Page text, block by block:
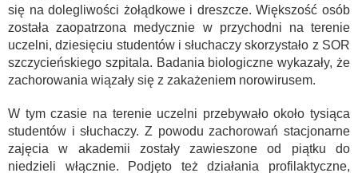
się na dolegliwości żołądkowe i dreszcze. Większość osób
została zaopatrzona medycznie w przychodni na terenie
uczelni, dziesięciu studentów i słuchaczy skorzystało z SOR
szczycieńskiego szpitala. Badania biologiczne wykazały, że
zachorowania wiązały się z zakażeniem norowirusem.
W tym czasie na terenie uczelni przebywało około tysiąca
studentów i słuchaczy. Z powodu zachorowań stacjonarne
zajęcia w akademii zostały zawieszone od piątku do
niedzieli włącznie. Podjęto też działania profilaktyczne,